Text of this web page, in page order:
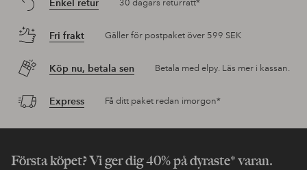
Enkel retur 30 dagars returrätt*
Fri frakt Gäller för postpaket över 599 SEK
Köp nu, betala sen Betala med elpy. Läs mer i kassan.
Express Få ditt paket redan imorgon*
Första köpet? Vi ger dig 40% på dyraste* varan.